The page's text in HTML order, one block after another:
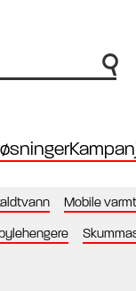
Mobile